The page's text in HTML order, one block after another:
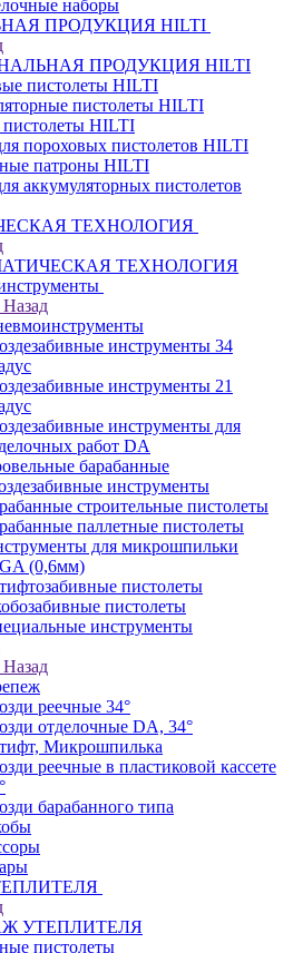
наборы
ПРОДУКЦИЯ HILTI
ПРОДУКЦИЯ HILTI
пистолеты HILTI
пистолеты HILTI
пистолеты HILTI
пороховых пистолетов HILTI
патроны HILTI
аккумуляторных пистолетов
ТЕХНОЛОГИЯ
ТЕХНОЛОГИЯ
Назад
инструменты 34
инструменты 21
инструменты для
работ DA
барабанные
инструменты
строительные пистолеты
паллетные пистолеты
для микрошпильки
(0,6мм)
пистолеты
пистолеты
инструменты
Назад
реечные 34°
отделочные DA, 34°
Микрошпилька
реечные в пластиковой кассете
барабанного типа
УТЕПЛИТЕЛЯ
пистолеты